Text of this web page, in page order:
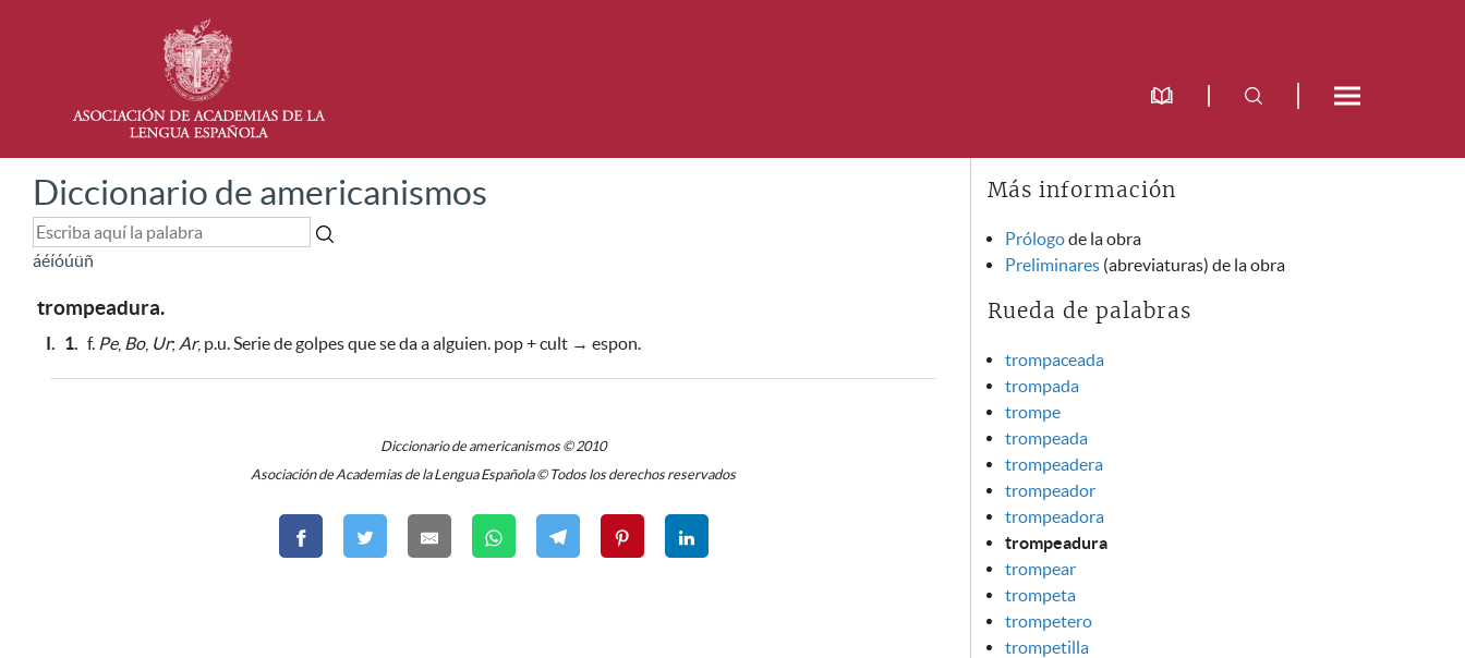
Diccionario de americanismos
áéíóúüñ
trompeadura.
I. 1. f. Pe, Bo, Ur; Ar, p.u. Serie de golpes que se da a alguien. pop + cult → espon.
Diccionario de americanismos © 2010
Asociación de Academias de la Lengua Española © Todos los derechos reservados
Más información
Prólogode la obra
Preliminares (abreviaturas) de la obra
Rueda de palabras
trompaceada
trompada
trompe
trompeada
trompeadera
trompeador
trompeadora
trompeadura
trompear
trompeta
trompetero
trompetilla